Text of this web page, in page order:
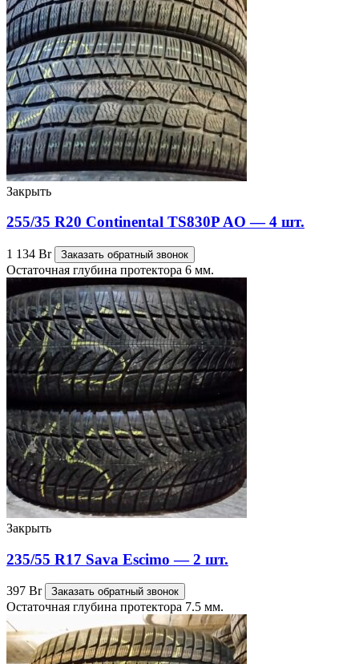
Закрыть
255/35 R20 Continental TS830P AO — 4 шт.
1 134 Br Заказать обратный звонок
Остаточная глубина протектора 6 мм.
Закрыть
235/55 R17 Sava Escimo — 2 шт.
397 Br Заказать обратный звонок
Остаточная глубина протектора 7.5 мм.